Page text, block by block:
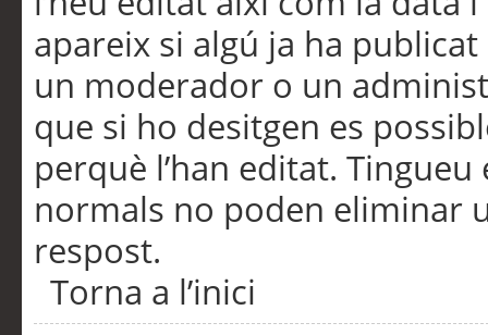
apareix si algú ja ha
un moderador o un
que si ho desitgen es
perquè l’han editat.
normals no poden eliminar
respost.
Torna a l’inici